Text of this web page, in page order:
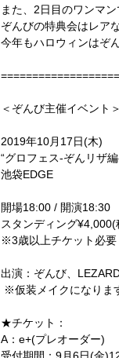
また、2日目のワンマ
ぞんびの特典会はレア
今年もハロウィンはぞ
＜ぞんび主催イベント＞
2019年10月17日(木)
“グロフェス-ぞんリザ編
池袋EDGE
開場18:00 / 開演18:30
スタンディング¥4,000(
※3歳以上チケット必要
出演：ぞんび、
※仮装メイクになりま
★チケット：
A：e+(プレオーダー)